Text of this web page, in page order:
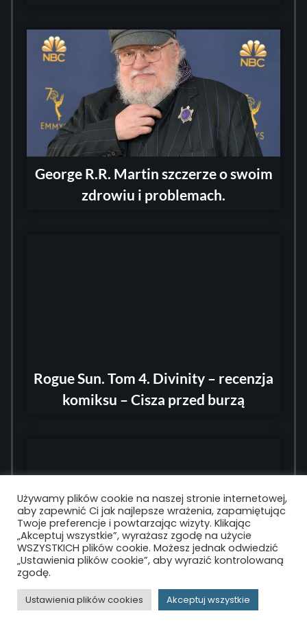
George R.R. Martin szczerze o swoim
zdrowiu i problemach.
Rogue Sun. Tom 4. Divinity – recenzja
komiksu – Cisza przed burzą
Używamy plików cookie na naszej stronie internetowej,
aby zapewnić Ci jak najlepsze wrażenia, zapamiętując
Twoje preferencje i powtarzając wizyty. Klikając
„Akceptuj wszystkie”, wyrażasz zgodę na użycie
WSZYSTKICH plików cookie. Możesz jednak odwiedzić
„Ustawienia plików cookie”, aby wyrazić kontrolowaną
zgodę.
Ustawienia plików cookies Akceptuj wszystkie